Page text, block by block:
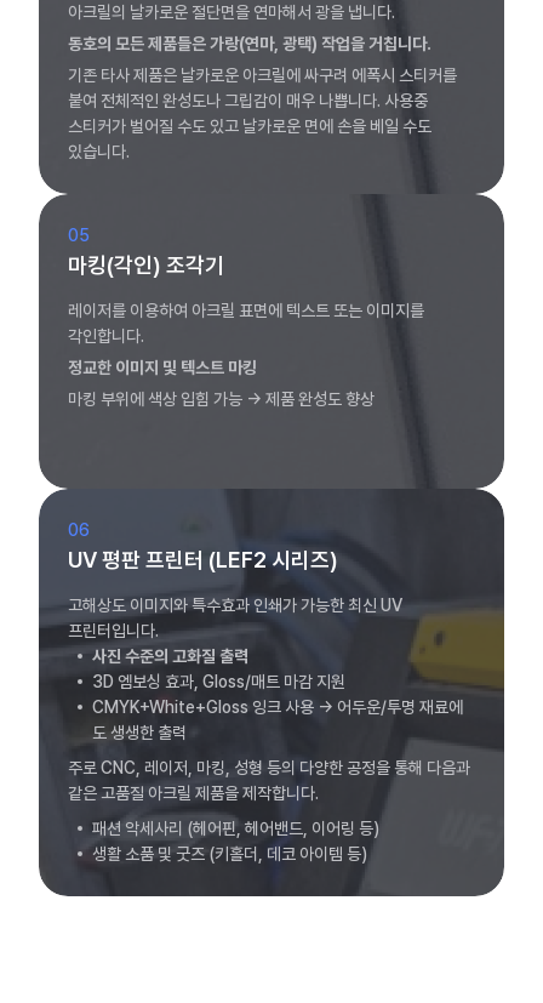
아크릴의 날카로운 절단면을 연마해서 광을 냅니다.
동호의 모든 제품들은 가랑(연마, 광택) 작업을 거칩니다.
기존 타사 제품은 날카로운 아크릴에 싸구려 에폭시 스티커를
붙여 전체적인 완성도나 그립감이 매우 나쁩니다. 사용중
스티커가 벌어질 수도 있고 날카로운 면에 손을 베일 수도
있습니다.
05
마킹(각인) 조각기
레이저를 이용하여 아크릴 표면에 텍스트 또는 이미지를
각인합니다.
정교한 이미지 및 텍스트 마킹
마킹 부위에 색상 입힘 가능 → 제품 완성도 향상
06
UV 평판 프린터 (LEF2 시리즈)
고해상도 이미지와 특수효과 인쇄가 가능한 최신 UV
프린터입니다.
사진 수준의 고화질 출력
3D 엠보싱 효과, Gloss/매트 마감 지원
CMYK+White+Gloss 잉크 사용 → 어두운/투명 재료에
도 생생한 출력
주로 CNC, 레이저, 마킹, 성형 등의 다양한 공정을 통해 다음과
같은 고품질 아크릴 제품을 제작합니다.
패션 악세사리 (헤어핀, 헤어밴드, 이어링 등)
생활 소품 및 굿즈 (키홀더, 데코 아이템 등)